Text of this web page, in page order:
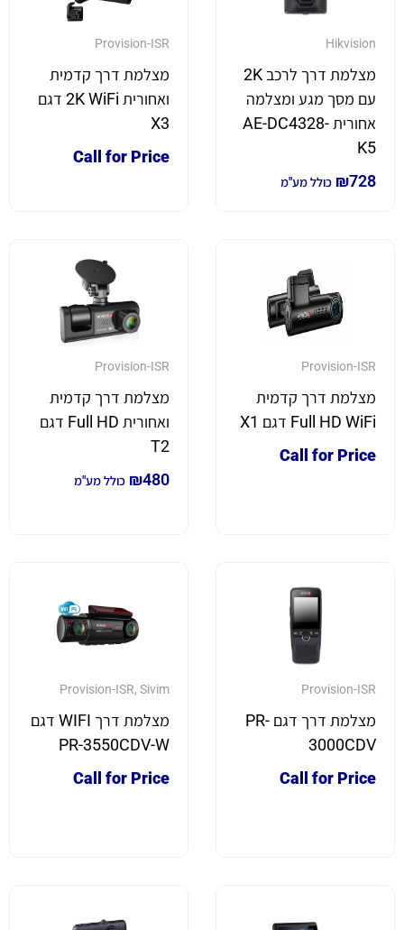
Hikvision
מצלמת דרך לרכב 2K
עם מסך מגע ומצלמה
אחורית AE-DC4328-
K5
₪728 כולל מע"מ
Provision-ISR
מצלמת דרך קדמית
ואחורית 2K WiFi דגם
X3
Call for Price
Provision-ISR
מצלמת דרך קדמית
Full HD WiFi דגם X1
Call for Price
Provision-ISR
מצלמת דרך קדמית
ואחורית Full HD דגם
T2
₪480 כולל מע"מ
Provision-ISR
מצלמת דרך דגם PR-
3000CDV
Call for Price
Provision-ISR, Sivim
מצלמת דרך WIFI דגם
PR-3550CDV-W
Call for Price